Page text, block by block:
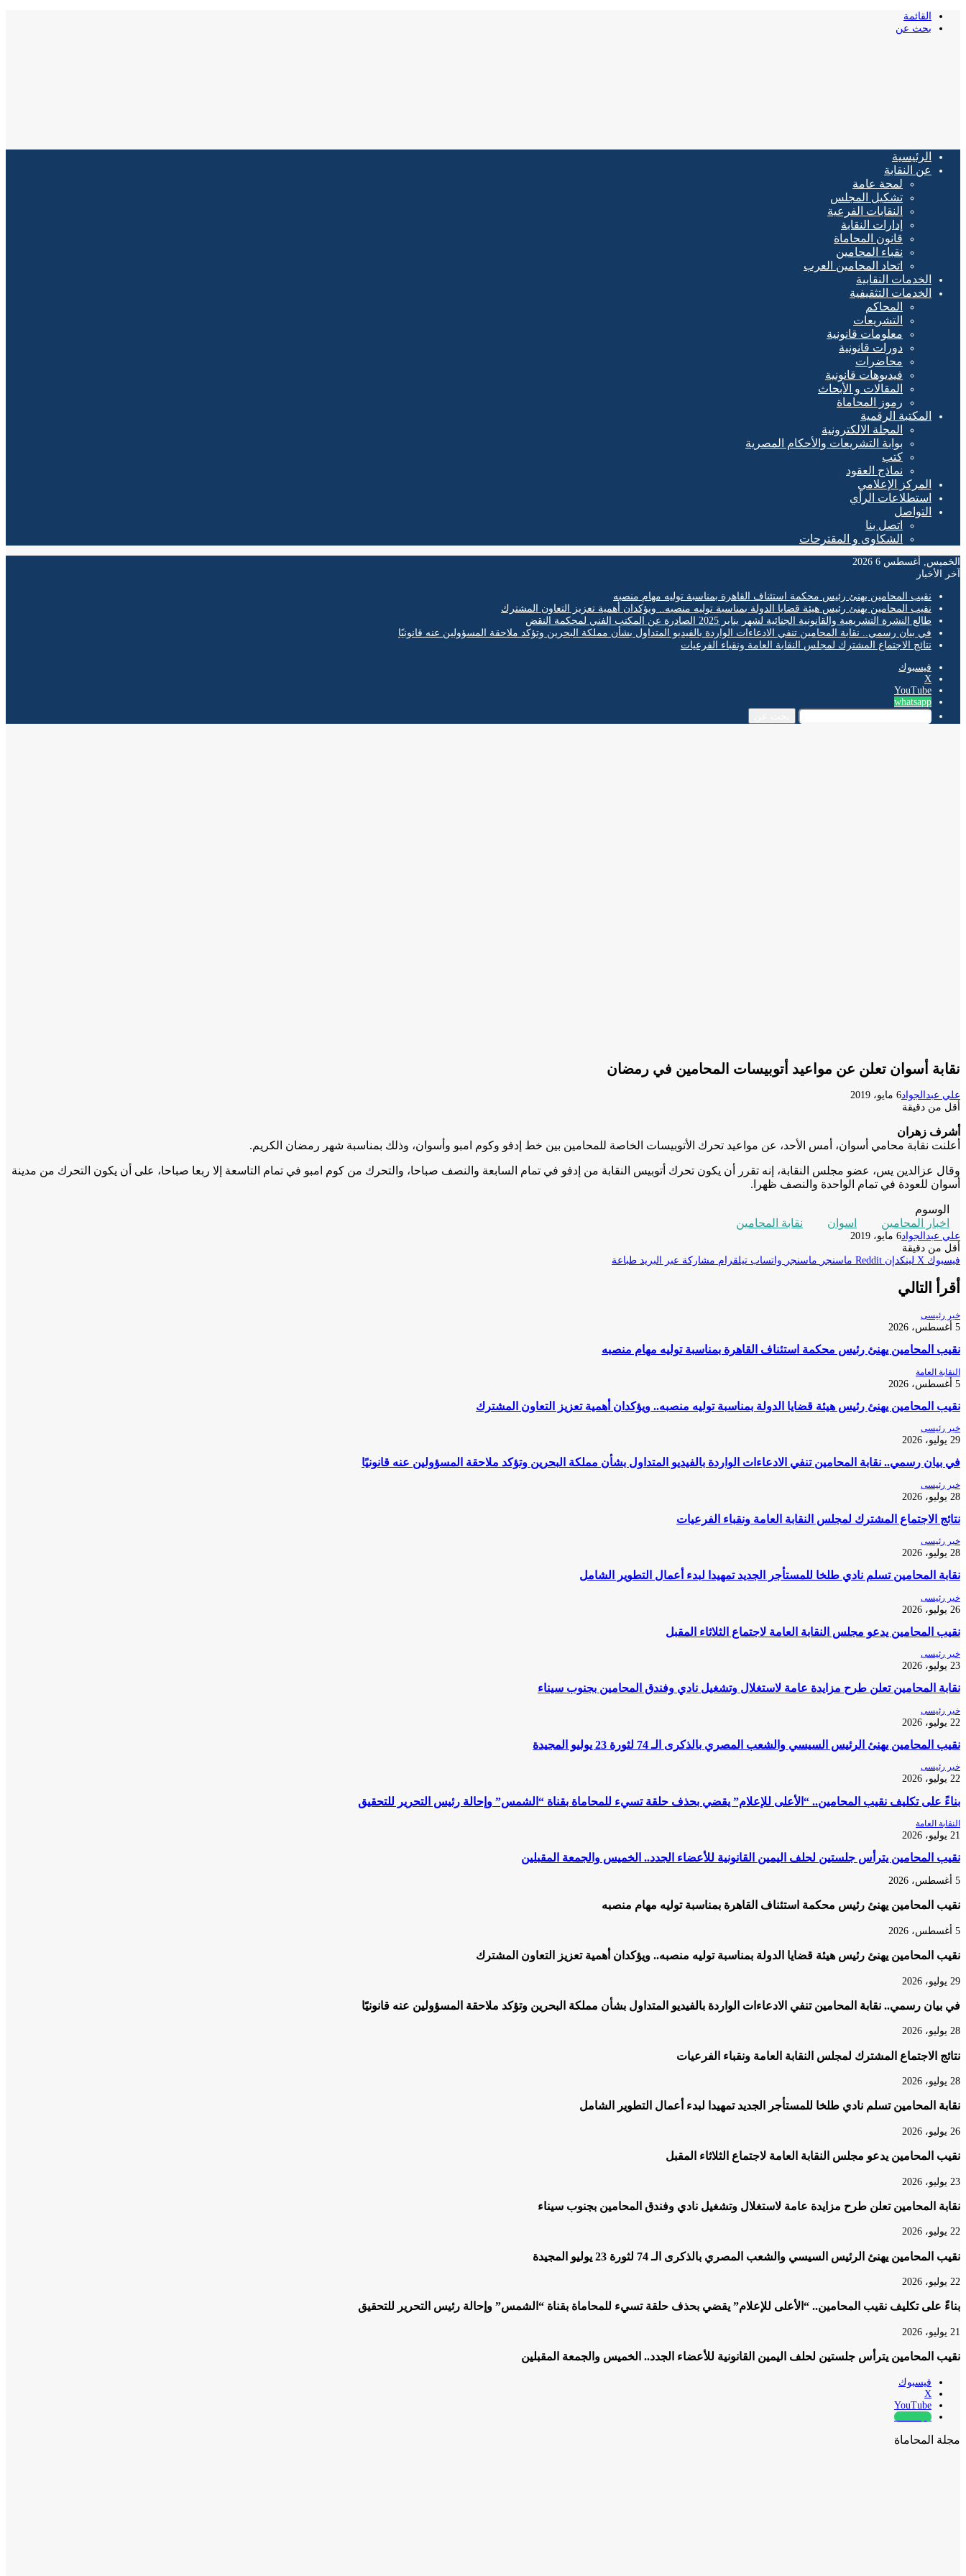
القائمة
بحث عن
الرئيسية
عن النقابة
لمحة عامة
تشكيل المجلس
النقابات الفرعية
إدارات النقابة
قانون المحاماة
نقباء المحامين
اتحاد المحامين العرب
الخدمات النقابية
الخدمات التثقيفية
المحاكم
التشريعات
معلومات قانونية
دورات قانونية
محاضرات
فيديوهات قانونية
المقالات و الأبحاث
رموز المحاماة
المكتبة الرقمية
المجلة الالكترونية
بوابة التشريعات والأحكام المصرية
كتب
نماذج العقود
المركز الإعلامي
استطلاعات الرأي
التواصل
اتصل بنا
الشكاوى و المقترحات
الخميس, أغسطس 6 2026
آخر الأخبار
نقيب المحامين يهنئ رئيس محكمة استئناف القاهرة بمناسبة توليه مهام منصبه
نقيب المحامين يهنئ رئيس هيئة قضايا الدولة بمناسبة توليه منصبه.. ويؤكدان أهمية تعزيز التعاون المشترك
طالع النشرة التشريعية والقانونية الجنائية لشهر يناير 2025 الصادرة عن المكتب الفني لمحكمة النقض
في بيان رسمي.. نقابة المحامين تنفي الادعاءات الواردة بالفيديو المتداول بشأن مملكة البحرين وتؤكد ملاحقة المسؤولين عنه قانونيًا
نتائج الاجتماع المشترك لمجلس النقابة العامة ونقباء الفرعيات
فيسبوك
‫X
‫YouTube
whatsapp
نقابة أسوان تعلن عن مواعيد أتوبيسات المحامين في رمضان
علي عبدالجواد6 مايو، 2019
أقل من دقيقة
أشرف زهران
أعلنت نقابة محامي أسوان، أمس الأحد، عن مواعيد تحرك الأتوبيسات الخاصة للمحامين بين خط إدفو وكوم امبو وأسوان، وذلك بمناسبة شهر رمضان الكريم.
وقال عزالدين يس، عضو مجلس النقابة، إنه تقرر أن يكون تحرك أتوبيس النقابة من إدفو في تمام السابعة والنصف صباحا، والتحرك من كوم امبو في تمام التاسعة إلا ربعا صباحا، على أن يكون التحرك من مدينة
أسوان للعودة في تمام الواحدة والنصف ظهرا.
الوسوم
اخبار المحامين
اسوان نقابة المحامين
علي عبدالجواد6 مايو، 2019
أقل من دقيقة
فيسبوك ‫X لينكدإن ماسنجر ماسنجر واتساب تيلقرام مشاركة عبر البريد طباعة
أقرأ التالي
خبر رئيسى
5 أغسطس، 2026
نقيب المحامين يهنئ رئيس محكمة استئناف القاهرة بمناسبة توليه مهام منصبه
النقابة العامة
5 أغسطس، 2026
نقيب المحامين يهنئ رئيس هيئة قضايا الدولة بمناسبة توليه منصبه.. ويؤكدان أهمية تعزيز التعاون المشترك
خبر رئيسى
29 يوليو، 2026
في بيان رسمي.. نقابة المحامين تنفي الادعاءات الواردة بالفيديو المتداول بشأن مملكة البحرين وتؤكد ملاحقة المسؤولين عنه قانونيًا
خبر رئيسى
28 يوليو، 2026
نتائج الاجتماع المشترك لمجلس النقابة العامة ونقباء الفرعيات
خبر رئيسى
28 يوليو، 2026
نقابة المحامين تسلم نادي طلخا للمستأجر الجديد تمهيدا لبدء أعمال التطوير الشامل
خبر رئيسى
26 يوليو، 2026
نقيب المحامين يدعو مجلس النقابة العامة لاجتماع الثلاثاء المقبل
خبر رئيسى
23 يوليو، 2026
نقابة المحامين تعلن طرح مزايدة عامة لاستغلال وتشغيل نادي وفندق المحامين بجنوب سيناء
خبر رئيسى
22 يوليو، 2026
نقيب المحامين يهنئ الرئيس السيسي والشعب المصري بالذكرى الـ 74 لثورة 23 يوليو المجيدة
خبر رئيسى
22 يوليو، 2026
بناءً على تكليف نقيب المحامين.. “الأعلى للإعلام” يقضي بحذف حلقة تسيء للمحاماة بقناة “الشمس” وإحالة رئيس التحرير للتحقيق
النقابة العامة
21 يوليو، 2026
نقيب المحامين يترأس جلستين لحلف اليمين القانونية للأعضاء الجدد.. الخميس والجمعة المقبلين
5 أغسطس، 2026
نقيب المحامين يهنئ رئيس محكمة استئناف القاهرة بمناسبة توليه مهام منصبه
5 أغسطس، 2026
نقيب المحامين يهنئ رئيس هيئة قضايا الدولة بمناسبة توليه منصبه.. ويؤكدان أهمية تعزيز التعاون المشترك
29 يوليو، 2026
في بيان رسمي.. نقابة المحامين تنفي الادعاءات الواردة بالفيديو المتداول بشأن مملكة البحرين وتؤكد ملاحقة المسؤولين عنه قانونيًا
28 يوليو، 2026
نتائج الاجتماع المشترك لمجلس النقابة العامة ونقباء الفرعيات
28 يوليو، 2026
نقابة المحامين تسلم نادي طلخا للمستأجر الجديد تمهيدا لبدء أعمال التطوير الشامل
26 يوليو، 2026
نقيب المحامين يدعو مجلس النقابة العامة لاجتماع الثلاثاء المقبل
23 يوليو، 2026
نقابة المحامين تعلن طرح مزايدة عامة لاستغلال وتشغيل نادي وفندق المحامين بجنوب سيناء
22 يوليو، 2026
نقيب المحامين يهنئ الرئيس السيسي والشعب المصري بالذكرى الـ 74 لثورة 23 يوليو المجيدة
22 يوليو، 2026
بناءً على تكليف نقيب المحامين.. “الأعلى للإعلام” يقضي بحذف حلقة تسيء للمحاماة بقناة “الشمس” وإحالة رئيس التحرير للتحقيق
21 يوليو، 2026
نقيب المحامين يترأس جلستين لحلف اليمين القانونية للأعضاء الجدد.. الخميس والجمعة المقبلين
فيسبوك
‫X
‫YouTube
whatsapp
مجلة المحاماة